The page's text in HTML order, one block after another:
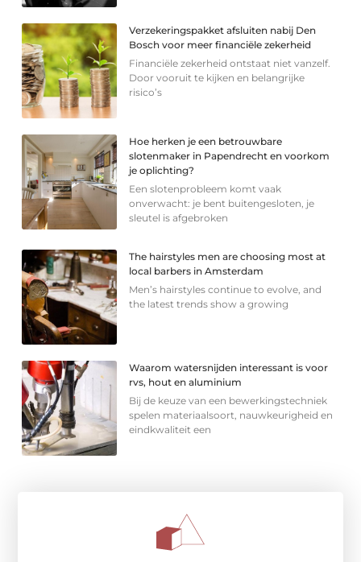
Verzekeringspakket afsluiten nabij Den
Bosch voor meer financiële zekerheid
Financiële zekerheid ontstaat niet vanzelf.
Door vooruit te kijken en belangrijke
risico’s
Hoe herken je een betrouwbare
slotenmaker in Papendrecht en voorkom
je oplichting?
Een slotenprobleem komt vaak
onverwacht: je bent buitengesloten, je
sleutel is afgebroken
The hairstyles men are choosing most at
local barbers in Amsterdam
Men’s hairstyles continue to evolve, and
the latest trends show a growing
Waarom watersnijden interessant is voor
rvs, hout en aluminium
Bij de keuze van een bewerkingstechniek
spelen materiaalsoort, nauwkeurigheid en
eindkwaliteit een